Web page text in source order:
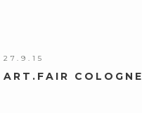
27.9.15
ART.FAIR COLOGNE